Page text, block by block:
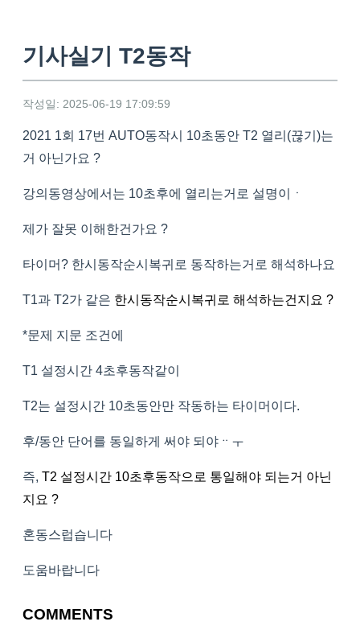
기사실기 T2동작
작성일: 2025-06-19 17:09:59
2021 1회 17번 AUTO동작시 10초동안 T2 열리(끊기)는
거 아닌가요 ?
강의동영상에서는 10초후에 열리는거로 설명이ㆍ
제가 잘못 이해한건가요 ?
타이머? 한시동작순시복귀로 동작하는거로 해석하나요
T1과 T2가 같은 한시동작순시복귀로 해석하는건지요 ?
*문제 지문 조건에
T1 설정시간 4초후동작같이
T2는 설정시간 10초동안만 작동하는 타이머이다.
후/동안 단어를 동일하게 써야 되야ᆢㅜ
즉, T2 설정시간 10초후동작으로 통일해야 되는거 아닌
지요 ?
혼동스럽습니다
도움바랍니다
COMMENTS